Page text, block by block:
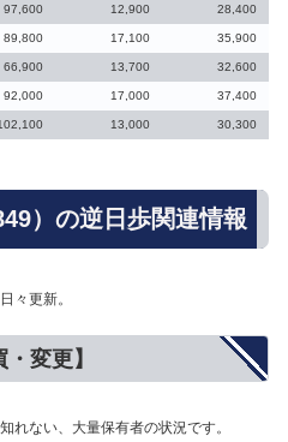
97,600 12,900 28,400
89,800 17,100 35,900
66,900 13,700 32,600
92,000 17,000 37,400
13,000 30,300
）の逆日歩関連情報
々更新。
変更】
れない、大量保有者の状況です。